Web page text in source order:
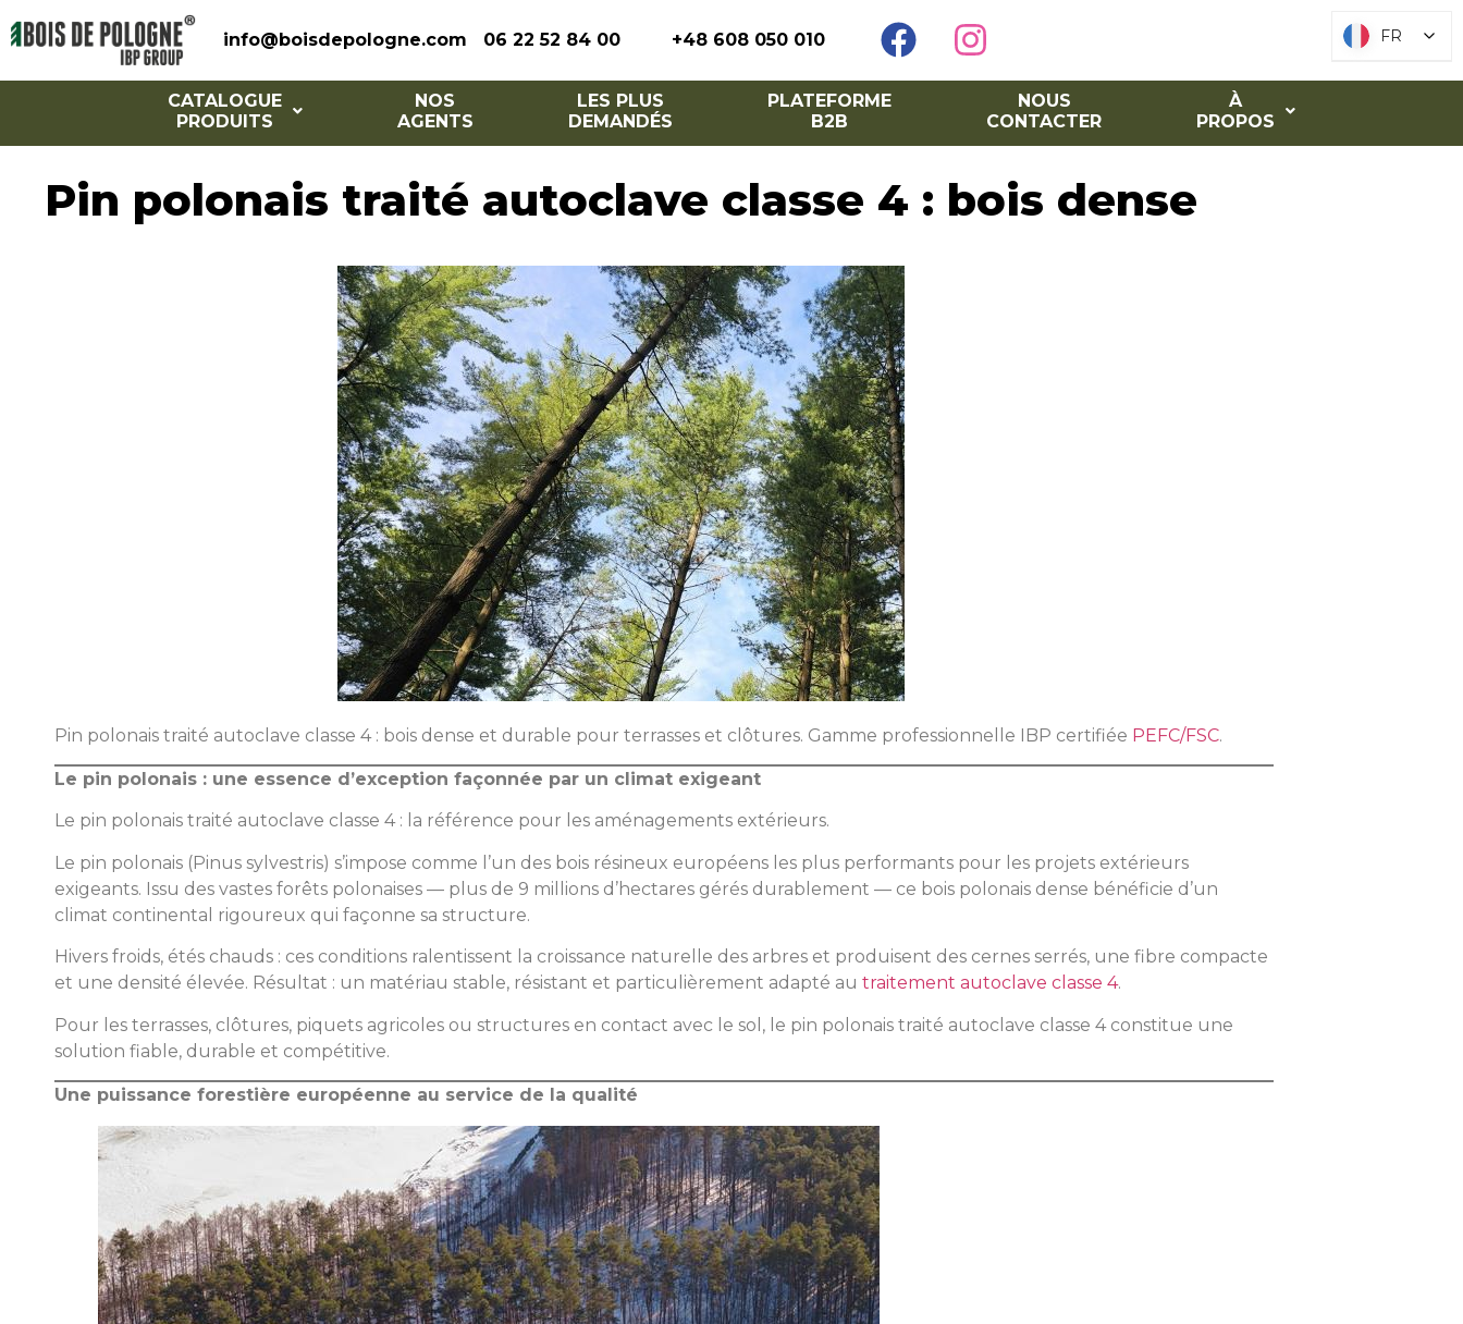
info@boisdepologne.com 06 22 52 84 00 +48 608 050 010
CATALOGUE
PRODUITS
NOS
AGENTS
LES PLUS
DEMANDÉS
PLATEFORME
B2B
NOUS
CONTACTER
À
PROPOS
Pin polonais traité autoclave classe 4 : bois dense
Pin polonais traité autoclave classe 4 : bois dense et durable pour terrasses et clôtures. Gamme professionnelle IBP certifiée PEFC/FSC.
Le pin polonais : une essence d’exception façonnée par un climat exigeant
Le pin polonais traité autoclave classe 4 : la référence pour les aménagements extérieurs.
Le pin polonais (Pinus sylvestris) s’impose comme l’un des bois résineux européens les plus performants pour les projets extérieurs
exigeants. Issu des vastes forêts polonaises — plus de 9 millions d’hectares gérés durablement — ce bois polonais dense bénéficie d’un
climat continental rigoureux qui façonne sa structure.
Hivers froids, étés chauds : ces conditions ralentissent la croissance naturelle des arbres et produisent des cernes serrés, une fibre compacte
et une densité élevée. Résultat : un matériau stable, résistant et particulièrement adapté au traitement autoclave classe 4.
Pour les terrasses, clôtures, piquets agricoles ou structures en contact avec le sol, le pin polonais traité autoclave classe 4 constitue une
solution fiable, durable et compétitive.
Une puissance forestière européenne au service de la qualité
FR
FR